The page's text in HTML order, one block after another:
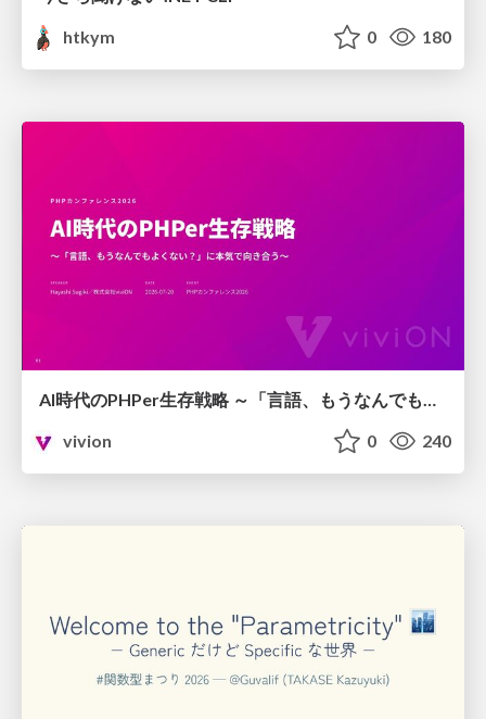
htkym
0 180
AI時代のPHPer生存戦略 ～「言語、もうなんでもよくない？」に本気で向き合う～
vivion
0 240